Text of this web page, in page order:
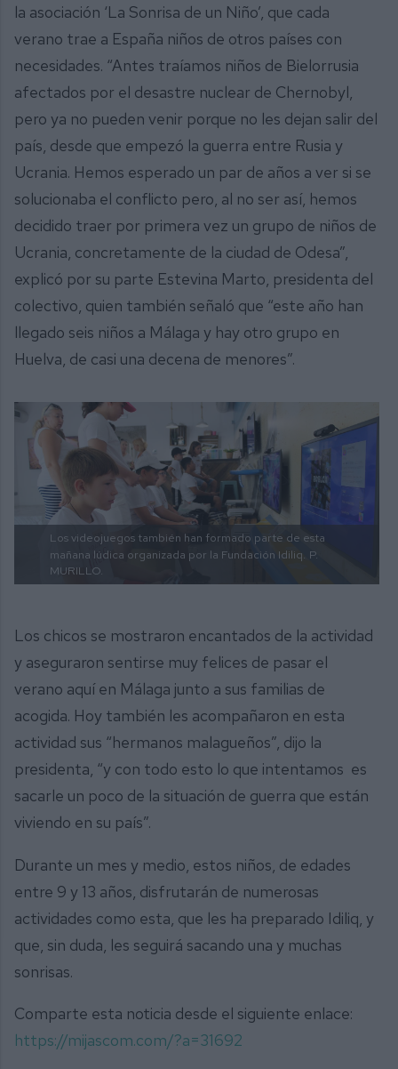
la asociación ‘La Sonrisa de un Niño’, que cada
verano trae a España niños de otros países con
necesidades. “Antes traíamos niños de Bielorrusia
afectados por el desastre nuclear de Chernobyl,
pero ya no pueden venir porque no les dejan salir del
país, desde que empezó la guerra entre Rusia y
Ucrania. Hemos esperado un par de años a ver si se
solucionaba el conflicto pero, al no ser así, hemos
decidido traer por primera vez un grupo de niños de
Ucrania, concretamente de la ciudad de Odesa”,
explicó por su parte Estevina Marto, presidenta del
colectivo, quien también señaló que “este año han
llegado seis niños a Málaga y hay otro grupo en
Huelva, de casi una decena de menores”.
Los videojuegos también han formado parte de esta
mañana lúdica organizada por la Fundación Idiliq. P.
MURILLO.
Los chicos se mostraron encantados de la actividad
y aseguraron sentirse muy felices de pasar el
verano aquí en Málaga junto a sus familias de
acogida. Hoy también les acompañaron en esta
actividad sus “hermanos malagueños”, dijo la
presidenta, “y con todo esto lo que intentamos es
sacarle un poco de la situación de guerra que están
viviendo en su país”.
Durante un mes y medio, estos niños, de edades
entre 9 y 13 años, disfrutarán de numerosas
actividades como esta, que les ha preparado Idiliq, y
que, sin duda, les seguirá sacando una y muchas
sonrisas.
Comparte esta noticia desde el siguiente enlace:
https://mijascom.com/?a=31692